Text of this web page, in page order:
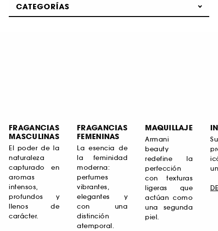
CATEGORÍAS
FRAGANCIAS
MASCULINAS
El poder de la
naturaleza
capturado en
aromas
intensos,
profundos y
llenos de
carácter.
FRAGANCIAS
FEMENINAS
La esencia de
la feminidad
moderna:
perfumes
vibrantes,
elegantes y
con una
distinción
atemporal.
MAQUILLAJE
Armani
beauty
redefine la
perfección
con texturas
ligeras que
actúan como
una segunda
piel.